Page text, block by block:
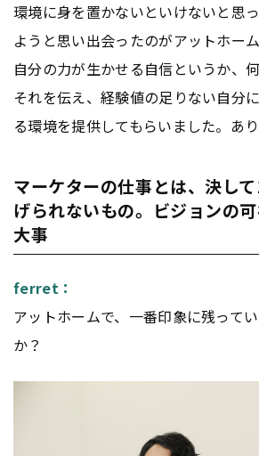
環境に身を置かないといけないと思
ようと思い出会ったのがアットホー
自分の力が生かせる自信というか、
それを伝え、経験値の足りない自分
る環境を提供してもらいました。あ
マーケターの仕事とは、決し
げられないもの。ビジョンの
大事
ferret：
アットホームで、一番印象に残って
か？